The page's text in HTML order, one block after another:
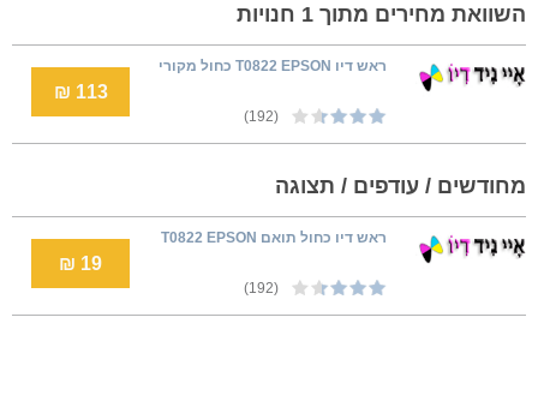
השוואת מחירים מתוך 1 חנויות
ראש דיו T0822 EPSON כחול מקורי
(192)
113 ₪
מחודשים / עודפים / תצוגה
ראש דיו כחול תואם T0822 EPSON
(192)
19 ₪